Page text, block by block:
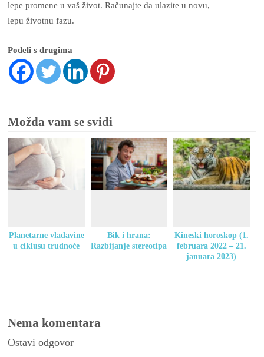
lepe promene u vaš život. Računajte da ulazite u novu,
lepu životnu fazu.
Podeli s drugima
Možda vam se svidi
Planetarne vladavine
u ciklusu trudnoće
Bik i hrana:
Razbijanje stereotipa
Kineski horoskop (1.
februara 2022 – 21.
januara 2023)
Nema komentara
Ostavi odgovor